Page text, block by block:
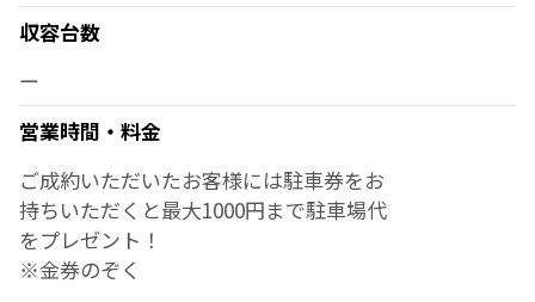
収容台数
ー
営業時間・料金
ご成約いただいたお客様には駐車券をお
持ちいただくと最大1000円まで駐車場代
をプレゼント！
※金券のぞく